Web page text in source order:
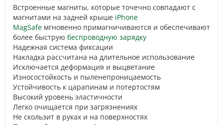
Встроенные магниты, которые точечно совпадают с
магнитами на задней крыше iPhone
MagSafe мгновенно примагничиваются и обеспечивают
более быструю беспроводную зарядку
Надежная система фиксации
Накладка рассчитана на длительное использование
Исключается деформация и выцветание
Износостойкость и пыленепроницаемость
Устойчивость к царапинам и потертостям
Высокий уровень эластичности
Легко очищается при загрязнениях
Не скользит в руках и на поверхностях